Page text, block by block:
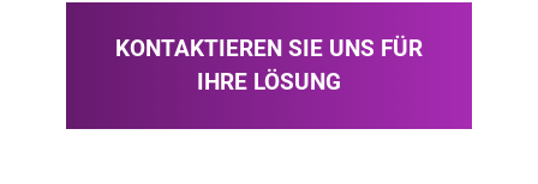
KONTAKTIEREN SIE UNS FÜR
IHRE LÖSUNG